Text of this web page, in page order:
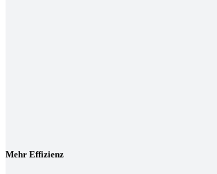
Mehr Effizienz